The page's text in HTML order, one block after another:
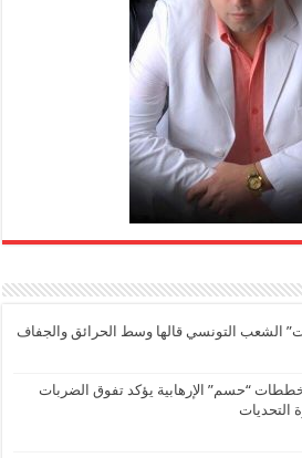
الشعب التونسي قالها وسط الحرائق والجفاف
“حسم” الإرهابية يؤكد تفوق الضربات
التحديات